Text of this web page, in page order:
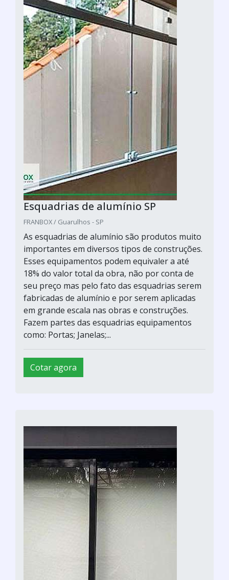
Esquadrias de alumínio SP
FRANBOX / Guarulhos - SP
As esquadrias de alumínio são produtos muito
importantes em diversos tipos de construções.
Esses equipamentos podem equivaler a até
18% do valor total da obra, não por conta de
seu preço mas pelo fato das esquadrias serem
fabricadas de alumínio e por serem aplicadas
em grande escala nas obras e construções.
Fazem partes das esquadrias equipamentos
como: Portas; Janelas;...
Cotar agora